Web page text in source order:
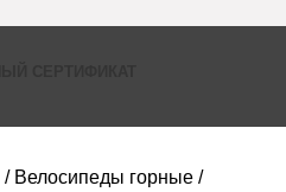
Велосипеды горные